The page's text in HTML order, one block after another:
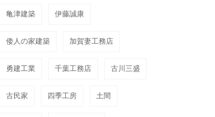
亀津建築 伊藤誠康
倭人の家建築 加賀妻工務店
勇建工業 千葉工務店 古川三盛
古民家 四季工房 土間